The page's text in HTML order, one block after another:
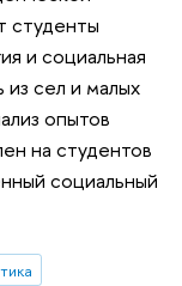
студенты
и социальная
сел и малых
опытов
на студентов
социальный